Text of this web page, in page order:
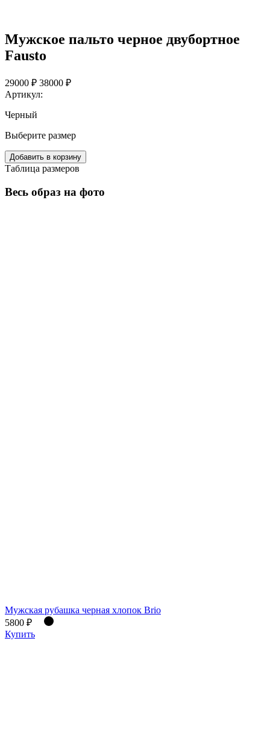
Мужское пальто черное двубортное
Fausto
29000 ₽ 38000 ₽
Артикул:
Черный
Выберите размер
Добавить в корзину
Таблица размеров
Весь образ на фото
Мужская рубашка черная хлопок Brio
5800 ₽
Купить